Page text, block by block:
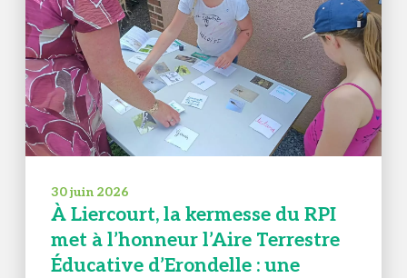
30 juin 2026
À Liercourt, la kermesse du RPI
met à l’honneur l’Aire Terrestre
Éducative d’Erondelle : une